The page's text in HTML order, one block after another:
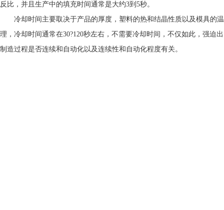
反比，并且生产中的填充时间通常是大约3到5秒。
冷却时间主要取决于产品的厚度，塑料的热和结晶性质以及模具的
理，冷却时间通常在30?120秒左右，不需要冷却时间，不仅如此，强迫
制造过程是否连续和自动化以及连续性和自动化程度有关。